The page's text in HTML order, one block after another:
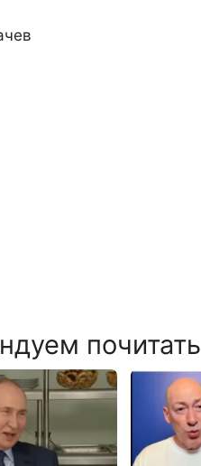
почитать